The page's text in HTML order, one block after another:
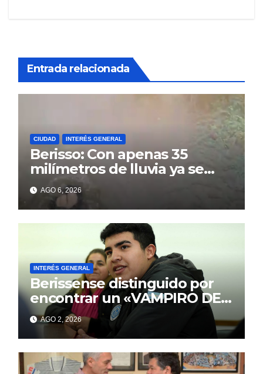
Entrada relacionada
CIUDAD INTERÉS GENERAL
Berisso: Con apenas 35
milímetros de lluvia ya se
sienten los problemas
AGO 6, 2026
INTERÉS GENERAL
Berissense distinguido por
encontrar un «VAMPIRO DE
MAR»
AGO 2, 2026